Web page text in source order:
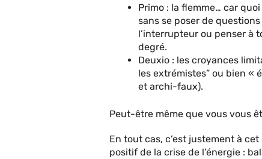
Primo : la flemme… car
sans se poser de
l’interrupteur ou penser à
degré.
Deuxio : les croyances
les extrémistes” ou bien «
et archi-faux).
Peut-être même que vous vous
En tout cas, c’est justement à
positif de la crise de l’énergie :